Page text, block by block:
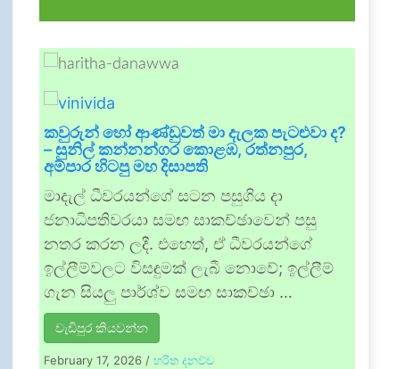
කවුරුන් හෝ ආණ්ඩුවත් මා දැලක පැටළුවා ද?
– සුනිල් කන්නන්ගර කොළඹ, රත්නපුර,
අම්පාර හිටපු මහ දිසාපති
මාදැල් ධීවරයන්ගේ සටන පසුගිය දා
ජනාධිපතිවරයා සමඟ සාකච්ඡාවෙන් පසු
නතර කරන ලදී. එහෙත්, ඒ ධීවරයන්ගේ
ඉල්ලීම්වලට විසඳුමක් ලැබී නොවේ; ඉල්ලීම්
ගැන සියලු පාර්ශ්ව සමඟ සාකච්ඡා …
වැඩිපුර කියවන්න
February 17, 2026 / හරිත දනව්ව